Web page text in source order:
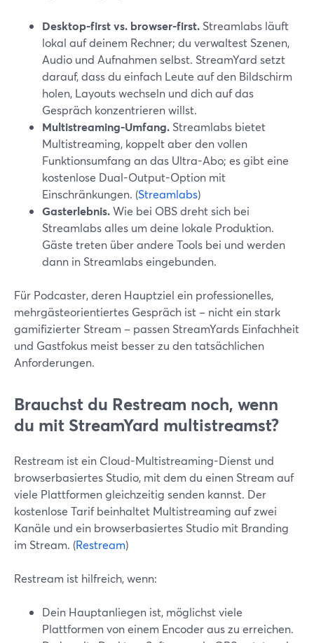
Desktop-first vs. browser-first. Streamlabs läuft
lokal auf deinem Rechner; du verwaltest Szenen,
Audio und Aufnahmen selbst. StreamYard setzt
darauf, dass du einfach Leute auf den Bildschirm
holen, Layouts wechseln und dich auf das
Gespräch konzentrieren willst.
Multistreaming-Umfang. Streamlabs bietet
Multistreaming, koppelt aber den vollen
Funktionsumfang an das Ultra-Abo; es gibt eine
kostenlose Dual-Output-Option mit
Einschränkungen. (Streamlabs)
Gasterlebnis.Wie bei OBS dreht sich bei
Streamlabs alles um deine lokale Produktion.
Gäste treten über andere Tools bei und werden
dann in Streamlabs eingebunden.
Für Podcaster, deren Hauptziel ein professionelles,
mehrgästeorientiertes Gespräch ist – nicht ein stark
gamifizierter Stream – passen StreamYards Einfachheit
und Gastfokus meist besser zu den tatsächlichen
Anforderungen.
Brauchst du Restream noch, wenn
du mit StreamYard multistreamst?
Restream ist ein Cloud-Multistreaming-Dienst und
browserbasiertes Studio, mit dem du einen Stream auf
viele Plattformen gleichzeitig senden kannst. Der
kostenlose Tarif beinhaltet Multistreaming auf zwei
Kanäle und ein browserbasiertes Studio mit Branding
im Stream. (Restream)
Restream ist hilfreich, wenn:
Dein Hauptanliegen ist, möglichst viele
Plattformen von einem Encoder aus zu erreichen.